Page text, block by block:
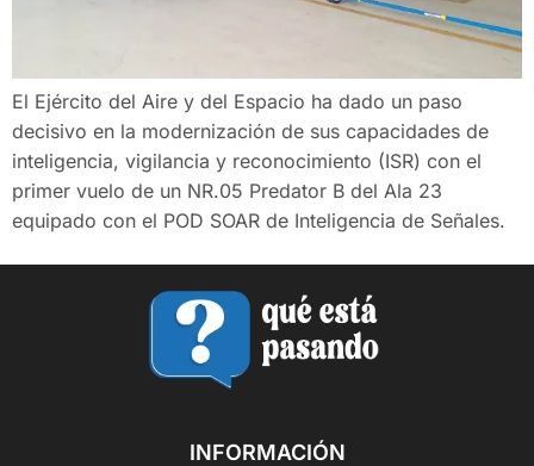
El Ejército del Aire y del Espacio ha dado un paso
decisivo en la modernización de sus capacidades de
inteligencia, vigilancia y reconocimiento (ISR) con el
primer vuelo de un NR.05 Predator B del Ala 23
equipado con el POD SOAR de Inteligencia de Señales.
INFORMACIÓN